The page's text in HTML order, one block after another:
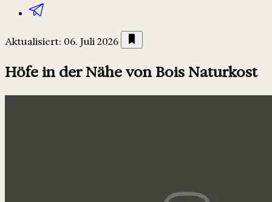
Aktualisiert: 06. Juli 2026
Höfe in der Nähe von Bois Naturkost